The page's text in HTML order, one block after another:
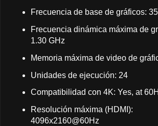
Frecuencia de base de gráficos:
Frecuencia dinámica máxima de
1.30 GHz
Memoria máxima de video de
Unidades de ejecución: 24
Compatibilidad con 4K: Yes, at
Resolución máxima (HDMI):
4096x2160@60Hz